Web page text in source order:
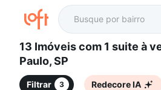
13 Imóveis com 1 suite à venda em Capão Redondo, São
Paulo, SP
Filtrar 3 Redecore IA